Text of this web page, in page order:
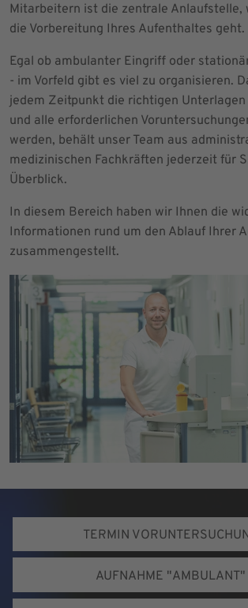
Mitarbeitern ist die zentrale Anlaufstelle,
die Vorbereitung Ihres Aufenthaltes geht.
Egal ob ambulanter Eingriff oder
- im Vorfeld gibt es viel zu organisieren.
jedem Zeitpunkt die richtigen
und alle erforderlichen
werden, behält unser Team aus
medizinischen Fachkräften jederzeit für
Überblick.
In diesem Bereich haben wir Ihnen die
Informationen rund um den Ablauf Ihrer
zusammengestellt.
TERMIN
AUFNAHME "AMBULANT"